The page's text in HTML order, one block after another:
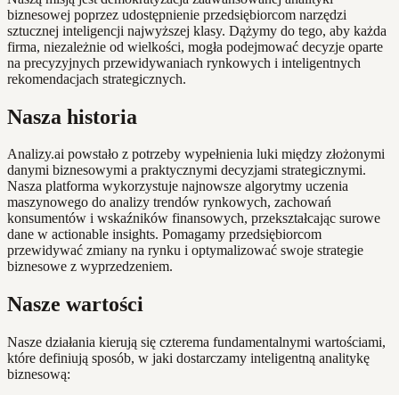
biznesowej poprzez udostępnienie przedsiębiorcom narzędzi
sztucznej inteligencji najwyższej klasy. Dążymy do tego, aby każda
firma, niezależnie od wielkości, mogła podejmować decyzje oparte
na precyzyjnych przewidywaniach rynkowych i inteligentnych
rekomendacjach strategicznych.
Nasza historia
Analizy.ai powstało z potrzeby wypełnienia luki między złożonymi
danymi biznesowymi a praktycznymi decyzjami strategicznymi.
Nasza platforma wykorzystuje najnowsze algorytmy uczenia
maszynowego do analizy trendów rynkowych, zachowań
konsumentów i wskaźników finansowych, przekształcając surowe
dane w actionable insights. Pomagamy przedsiębiorcom
przewidywać zmiany na rynku i optymalizować swoje strategie
biznesowe z wyprzedzeniem.
Nasze wartości
Nasze działania kierują się czterema fundamentalnymi wartościami,
które definiują sposób, w jaki dostarczamy inteligentną analitykę
biznesową: